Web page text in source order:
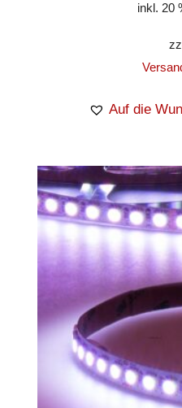
inkl. 20
Auf die